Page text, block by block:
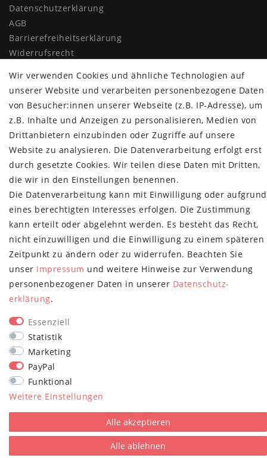
Daten­schutz­erklärung
AGB
Barrierefreiheitserklärung
Widerrufs­recht
Vertrag widerrufen
MYPOPUPCLUB
Über uns
Retoure
Versand- und Zahlungsbedingungen
NEWSLETTER
E-MAIL **
Newsletter
Honig
Hiermit bestätige ich, dass ich dieDaten­schutz­erklärung gelesen habe.
Meine Einwilligung kann ich jederzeit widerrufen.**
Abonnieren
** Hierbei handelt es sich um ein Pflichtfeld.
Wir verwenden Cookies und ähnliche Technologien auf
unserer Website und verarbeiten personenbezogene Daten
von Besucher:innen unserer Webseite (z.B. IP-Adresse), um
z.B. Inhalte und Anzeigen zu personalisieren, Medien von
Drittanbietern einzubinden oder Zugriffe auf unsere
Website zu analysieren. Die Datenverarbeitung erfolgt erst
durch gesetzte Cookies. Wir teilen diese Daten mit Dritten,
die wir in den Einstellungen benennen.
Die Datenverarbeitung kann mit Einwilligung oder aufgrund
eines berechtigten Interesses erfolgen. Die Zustimmung
kann erteilt oder abgelehnt werden. Es besteht das Recht,
nicht einzuwilligen und die Einwilligung zu einem späteren
Zeitpunkt zu ändern oder zu widerrufen. Beachten Sie
unser Impressum und weitere Hinweise zur Verwendung
personenbezogener Daten in unserer Daten­schutz­
erklärung.
Essenziell
Statistik
Marketing
PayPal
Funktional
Weitere Einstellungen
Alle akzeptieren
Alle ablehnen
plentymarkets Template von